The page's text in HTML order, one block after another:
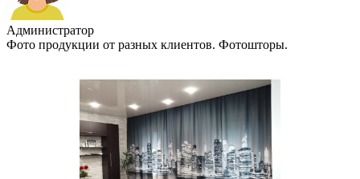
Администратор
Фото продукции от разных клиентов. Фотошторы.